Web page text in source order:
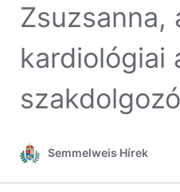
Zsuzsanna,
kardiológiai
Semmelweis Hírek